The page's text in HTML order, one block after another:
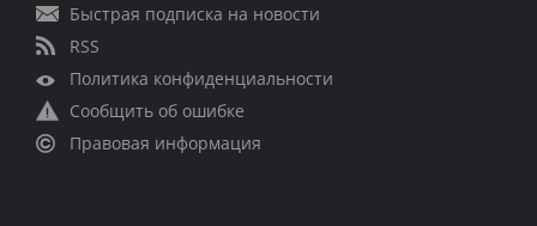
Быстрая подписка на новости
RSS
Политика конфиденциальности
Сообщить об ошибке
Правовая информация